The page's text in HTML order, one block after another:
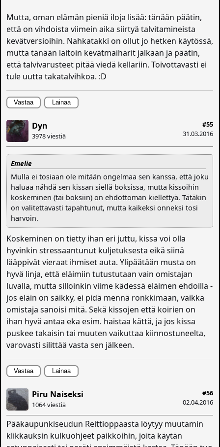
Mutta, oman elämän pieniä iloja lisää: tänään päätin,
että on vihdoista viimein aika siirtyä talvitamineista
kevätversioihin. Nahkatakki on ollut jo hetken käytössä,
mutta tänään laitoin kevätmaiharit jalkaan ja päätin,
että talvivarusteet pitää viedä kellariin. Toivottavasti ei
tule uutta takatalvihkoa. :D
Vastaa Lainaa
#55
31.03.2016
Dyn
3978 viestiä
Emelie
Mulla ei tosiaan ole mitään ongelmaa sen kanssa, että joku
haluaa nähdä sen kissan siellä boksissa, mutta kissoihin
koskeminen (tai boksiin) on ehdottoman kiellettyä. Tätäkin
on valitettavasti tapahtunut, mutta kaikeksi onneksi tosi
harvoin.
Koskeminen on tietty ihan eri juttu, kissa voi olla
hyvinkin stressaantunut kuljetuksesta eikä siinä
lääppivät vieraat ihmiset auta. Ylipäätään musta on
hyvä linja, että eläimiin tutustutaan vain omistajan
luvalla, mutta silloinkin viime kädessä eläimen ehdoilla -
jos eläin on säikky, ei pidä mennä ronkkimaan, vaikka
omistaja sanoisi mitä. Sekä kissojen että koirien on
ihan hyvä antaa eka esim. haistaa kättä, ja jos kissa
puskee takaisin tai muuten vaikuttaa kiinnostuneelta,
varovasti silittää vasta sen jälkeen.
Vastaa Lainaa
#56
02.04.2016
Piru Naiseksi
1064 viestiä
Pääkaupunkiseudun Reittioppaasta löytyy muutamin
klikkauksin kulkuohjeet paikkoihin, joita käytän